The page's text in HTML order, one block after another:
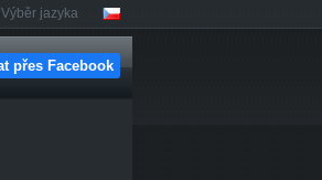
Výběr jazyka